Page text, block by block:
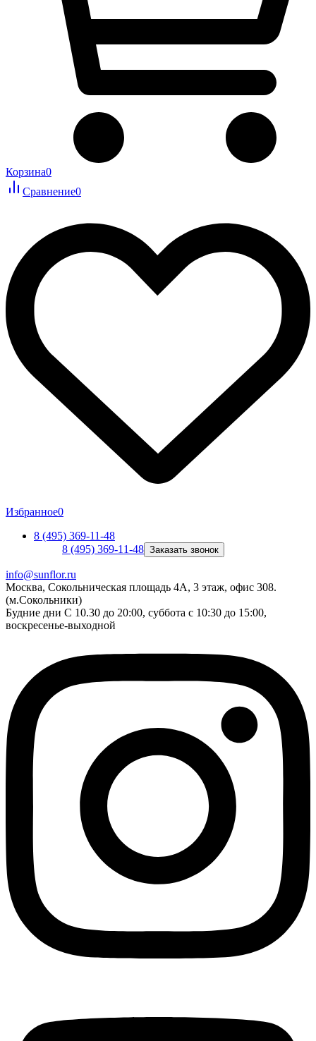
Корзина0
Сравнение0
Избранное0
8 (495) 369-11-48
8 (495) 369-11-48 Заказать звонок
info@sunflor.ru
Москва, Сокольническая площадь 4А, 3 этаж, офис 308.
(м.Сокольники)
Будние дни C 10.30 до 20:00, суббота с 10:30 до 15:00,
воскресенье-выходной